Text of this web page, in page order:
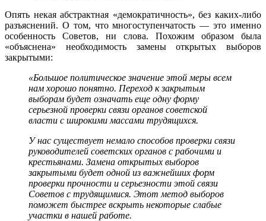
Опять некая абстрактная «демократичность», без каких-либо
разъяснений. О том, что многоступенчатость — это именно
особенность Советов, ни слова. Похожим образом была
«объяснена» необходимость замены открытых выборов
закрытыми:
«Большое политическое значение этой меры всем
нам хорошо понятно. Переход к закрытым
выборам будет означать еще одну форму
серьезной проверки связи органов советской
власти с широкими массами трудящихся.
У нас существует немало способов проверки связи
руководителей советских органов с рабочими и
крестьянами. Замена открытых выборов
закрытыми будет одной из важнейших форм
проверки прочности и серьезности этой связи
Советов с трудящимися. Этот метод выборов
поможет быстрее вскрыть некоторые слабые
участки в нашей работе.